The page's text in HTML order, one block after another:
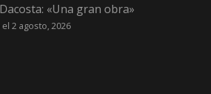
«Una gran obra»
2 agosto, 2026